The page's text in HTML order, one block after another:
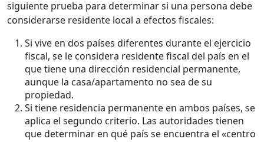
siguiente prueba para determinar si una persona debe
considerarse residente local a efectos fiscales:
Si vive en dos países diferentes durante el ejercicio
fiscal, se le considera residente fiscal del país en el
que tiene una dirección residencial permanente,
aunque la casa/apartamento no sea de su
propiedad.
Si tiene residencia permanente en ambos países, se
aplica el segundo criterio. Las autoridades tienen
que determinar en qué país se encuentra el «centro